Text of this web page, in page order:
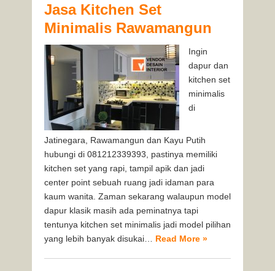
Jasa Kitchen Set
Minimalis Rawamangun
Ingin
dapur dan
kitchen set
minimalis
di
Jatinegara, Rawamangun dan Kayu Putih
hubungi di 081212339393, pastinya memiliki
kitchen set yang rapi, tampil apik dan jadi
center point sebuah ruang jadi idaman para
kaum wanita. Zaman sekarang walaupun model
dapur klasik masih ada peminatnya tapi
tentunya kitchen set minimalis jadi model pilihan
yang lebih banyak disukai… Read More »